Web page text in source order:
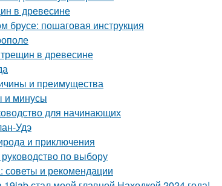
в древесине
брусе: пошаговая инструкция
в древесине
и преимущества
и минусы
для начинающих
Удэ
и приключения
по выбору
советы и рекомендации